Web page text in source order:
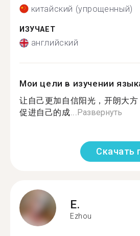
китайский (упрощенный)
ИЗУЧАЕТ
английский
Мои цели в изучении
让自己更加自信阳光，开朗大方
促进自己的成...Развернуть
Скачать
E.
Ezhou